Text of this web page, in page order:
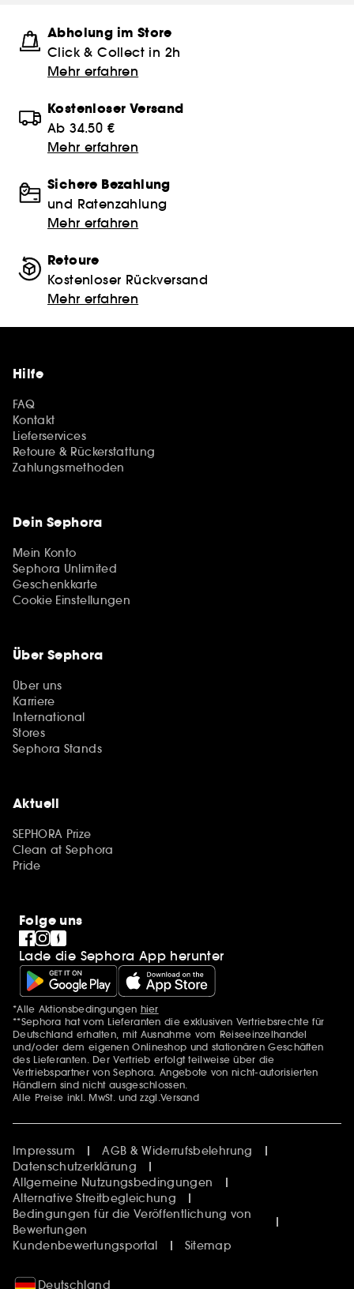
Abholung im Store
Click & Collect in 2h
Mehr erfahren
Kostenloser Versand
Ab 34.50 €
Mehr erfahren
Sichere Bezahlung
und Ratenzahlung
Mehr erfahren
Retoure
Kostenloser Rückversand
Mehr erfahren
Hilfe
FAQ
Kontakt
Lieferservices
Retoure & Rückerstattung
Zahlungsmethoden
Dein Sephora
Mein Konto
Sephora Unlimited
Geschenkkarte
Cookie Einstellungen
Über Sephora
Über uns
Karriere
International
Stores
Sephora Stands
Aktuell
SEPHORA Prize
Clean at Sephora
Pride
Folge uns
Lade die Sephora App herunter
Zusätzlich Erwähnungen
*Alle Aktionsbedingungen hier
**Sephora hat vom Lieferanten die exklusiven Vertriebsrechte für
Deutschland erhalten, mit Ausnahme vom Reiseeinzelhandel
und/oder dem eigenen Onlineshop und stationären Geschäften
des Lieferanten. Der Vertrieb erfolgt teilweise über die
Vertriebspartner von Sephora. Angebote von nicht-autorisierten
Händlern sind nicht ausgeschlossen.
Alle Preise inkl. MwSt. und zzgl.Versand
Impressum
AGB & Widerrufsbelehrung
Datenschutzerklärung
Allgemeine Nutzungsbedingungen
Alternative Streitbegleichung
Bedingungen für die Veröffentlichung von
Bewertungen
Kundenbewertungsportal
Sitemap
Deutschland